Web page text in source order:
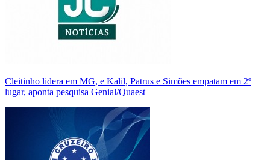
Cleitinho lidera em MG, e Kalil, Patrus e Simões empatam em 2º
lugar, aponta pesquisa Genial/Quaest